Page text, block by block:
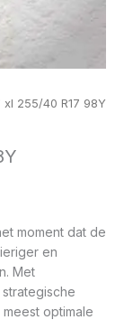
xl 255/40 R17 98Y
moment dat de
en
Met
optimale